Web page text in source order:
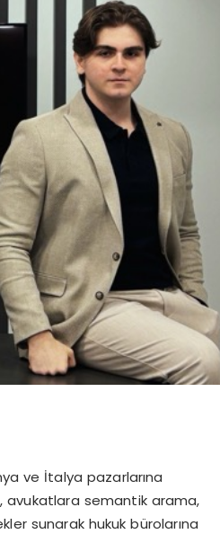
ve İtalya pazarlarına
avukatlara semantik arama,
sunarak hukuk bürolarına